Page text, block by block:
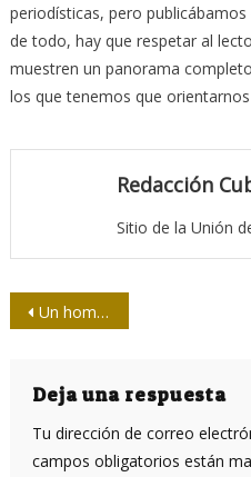
periodísticas, pero
de todo, hay que respetar al
muestren un panorama
los que tenemos que
Redacción
Sitio de la Unión
Navegación
entradas
Un hombre excepcional
Deja una respuesta
Tu dirección de correo
campos obligatorios están